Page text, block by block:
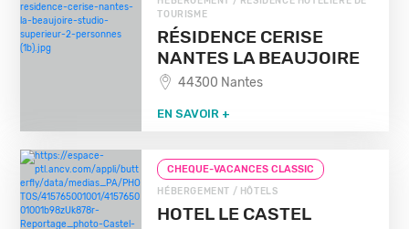
TOURISME
RÉSIDENCE CERISE
NANTES LA BEAUJOIRE
44300 Nantes
EN SAVOIR +
CHEQUE-VACANCES CLASSIC
HÉBERGEMENT / HÔTELS
HOTEL LE CASTEL